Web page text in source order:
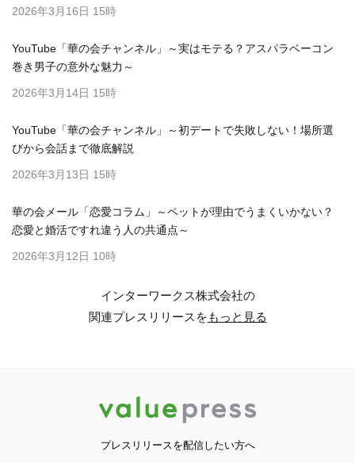
2026年3月16日 15時
YouTube「華の会チャンネル」～実はモテる？アスパラベーコン
巻き男子の意外な魅力～
2026年3月14日 15時
YouTube「華の会チャンネル」～初デートで失敗しない！場所選
びから会話まで徹底解説
2026年3月13日 15時
華の会メール「恋愛コラム」～ペットが理由でうまくいかない？
恋愛と婚活ですれ違う人の共通点～
2026年3月12日 10時
インターワークス株式会社の
関連プレスリリースをもっと見る
プレスリリースを配信したい方へ